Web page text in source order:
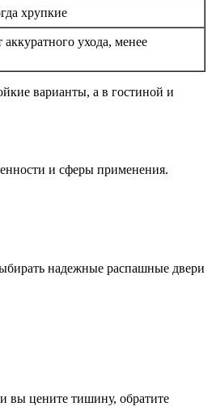
хрупкие
ухода, менее
варианты, а в гостиной и
и сферы применения.
надежные распашные двери
вы цените тишину, обратите